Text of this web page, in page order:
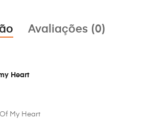
Avaliações (0)
Heart
My Heart